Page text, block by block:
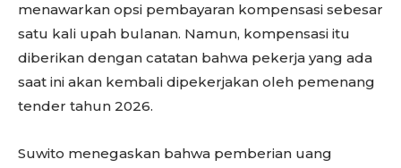
menawarkan opsi pembayaran kompensasi sebesar
satu kali upah bulanan. Namun, kompensasi itu
diberikan dengan catatan bahwa pekerja yang ada
saat ini akan kembali dipekerjakan oleh pemenang
tender tahun 2026.
Suwito menegaskan bahwa pemberian uang